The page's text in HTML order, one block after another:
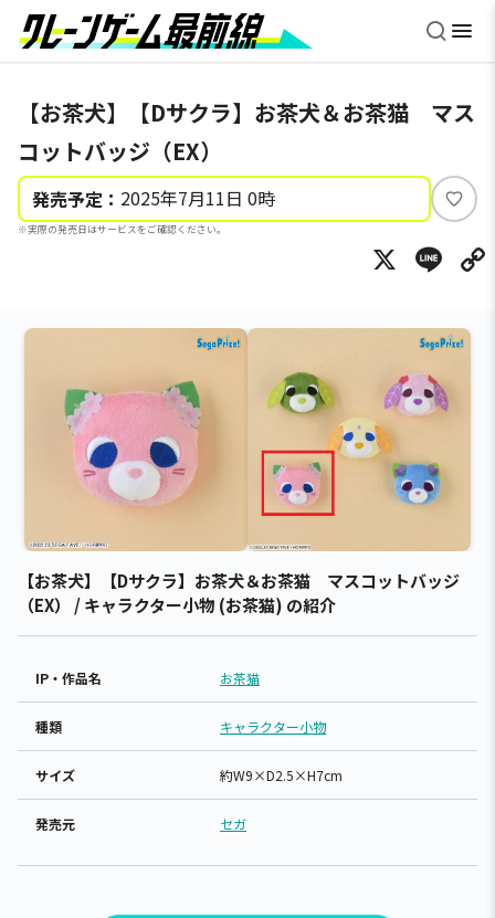
【お茶犬】【Dサクラ】お茶犬＆お茶猫 マス
コットバッジ（EX）
発売予定： 2025年7月11日 0時
※実際の発売日はサービスをご確認ください。
い
ね
X
【お茶犬】【Dサクラ】お茶犬＆お茶猫 マスコットバッジ
（EX） / キャラクター小物 (お茶猫) の紹介
IP・作品名 お茶猫
種類 キャラクター小物
サイズ 約W9×D2.5×H7cm
発売元 セガ